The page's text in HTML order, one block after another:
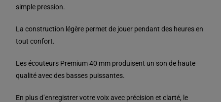
simple pression.
La construction légère permet de jouer pendant des heures en
tout confort.
Les écouteurs Premium 40 mm produisent un son de haute
qualité avec des basses puissantes.
En plus d’enregistrer votre voix avec précision et clarté, le